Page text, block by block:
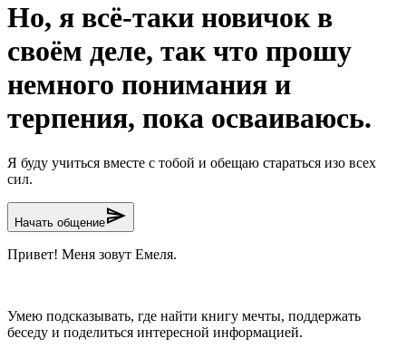
Но, я всё-таки новичок в
своём деле, так что прошу
немного понимания и
терпения, пока осваиваюсь.
Я буду учиться вместе с тобой и обещаю стараться изо всех
сил.
Начать общениеsend
Привет! Меня зовут Емеля.
Умею подсказывать, где найти книгу мечты, поддержать
беседу и поделиться интересной информацией.